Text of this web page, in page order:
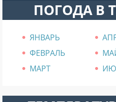
ПОГОДА В
ЯНВАРЬ
ФЕВРАЛЬ
МАРТ